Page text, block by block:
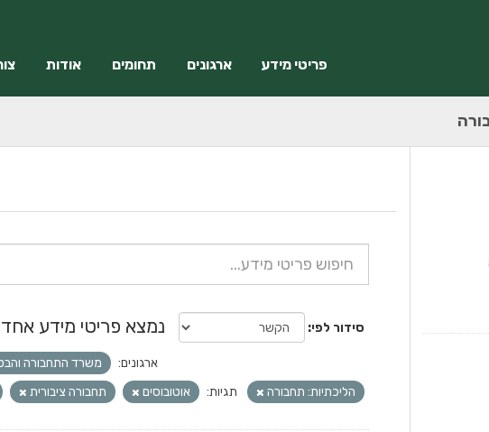
פריטי מידע ארגונים תחומים אודות
סידור לפי נמצא פריטי מידע אחד
ארגונים: משרד התחבורה
הליכתיות: תחבורה
תגיות: אוטובוסים תחבורה ציבורית